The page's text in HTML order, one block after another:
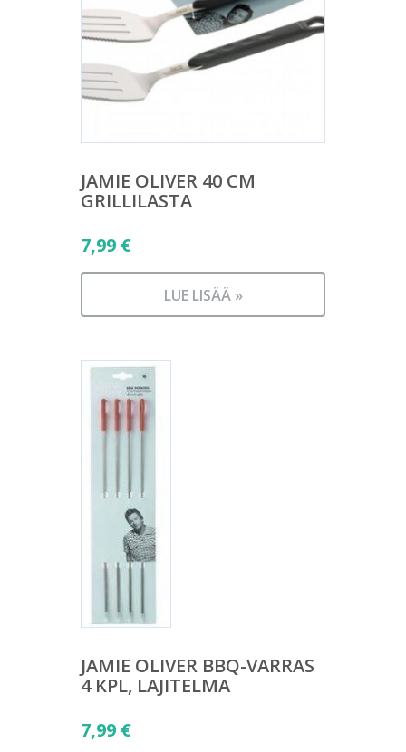
JAMIE OLIVER 40 CM
GRILLILASTA
7,99 €
LUE LISÄÄ »
JAMIE OLIVER BBQ-VARRAS
4 KPL, LAJITELMA
7,99 €